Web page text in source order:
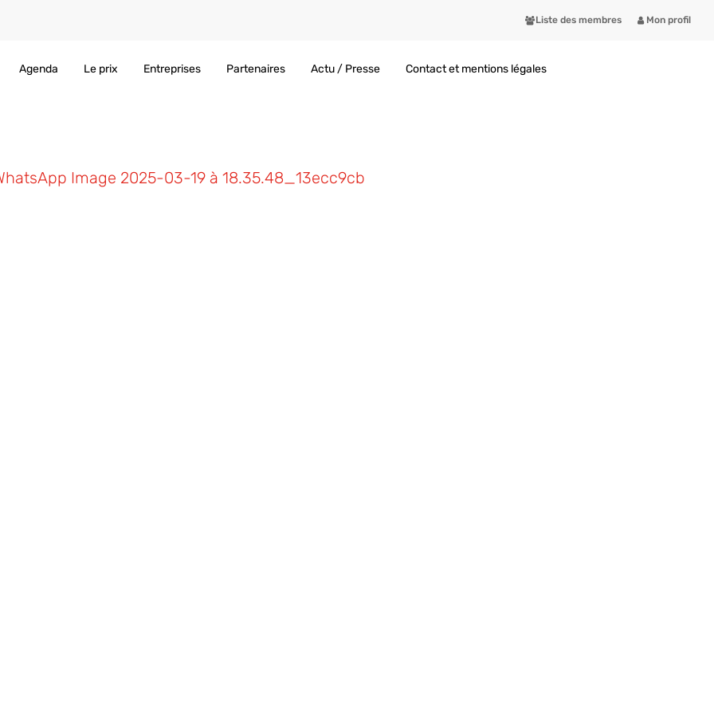
Liste des membres Mon profil
Agenda Le prix Entreprises Partenaires Actu / Presse Contact et mentions légales
Image 2025-03-19 à 18.35.48_13ecc9cb